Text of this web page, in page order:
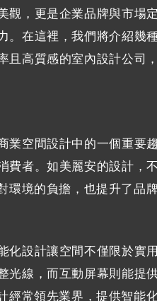
觀，更是企業品牌與市
在這裡，我們將介紹幾
且高質感的室內設計公
業空間設計中的一個重
費者。如美麗安的設計
境的負擔，也提升了品牌
化設計讓空間不僅限於
光線，而互動屏幕則能
常領先業界，提供智能